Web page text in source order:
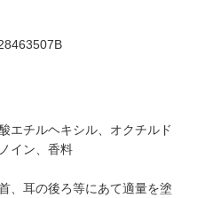
エチルヘキシル、オクチルド
イン、香料
、耳の後ろ等にあて適量を塗